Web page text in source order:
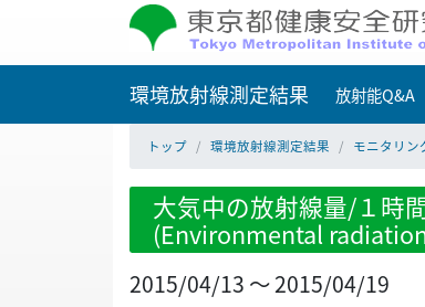
環境放射線測定結果 放射能Q&A
トップ 環境放射線測定結果 モニタリン
大気中の放射線量/１時
(Environmental
2015/04/13 ～ 2015/04/19